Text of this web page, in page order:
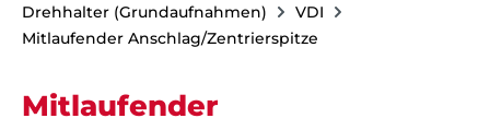
Drehhalter (Grundaufnahmen)
VDI
Mitlaufender Anschlag/Zentrierspitze
Mitlaufender